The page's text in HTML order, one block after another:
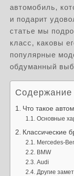
автомобиль,
и подарит
статье мы
класс, каковы
популярные
обдуманный
Содержание
Что такое
Основные
Классические
Mercedes-
BMW
Audi
Другие